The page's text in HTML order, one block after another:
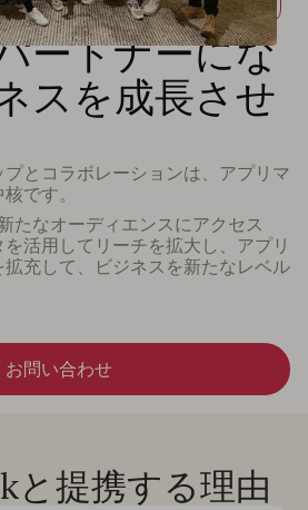
ートナーにな
スを成長させ
とコラボレーションは、アプリマ
です。
たなオーディエンスにアクセス
活用してリーチを拡大し、アプリ
充して、ビジネスを新たなレベル
お問い合わせ
と提携する理由